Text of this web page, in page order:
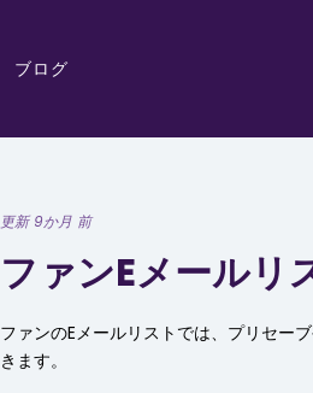
ブログ
更新 9か月 前
ファンEメールリ
ファンのEメールリストでは、プリセー
きます。